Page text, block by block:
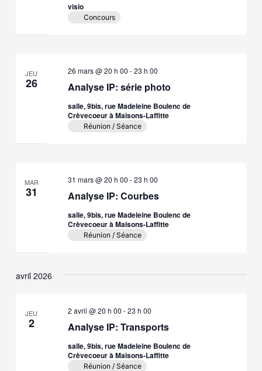
visio
Concours
JEU
26 Analyse IP: série photo
26 mars @ 20 h 00 -23 h 00
salle, 9bis, rue Madeleine Boulenc de
Crèvecoeur à Maisons-Laffitte
Réunion / Séance
MAR
31 Analyse IP: Courbes
31 mars @ 20 h 00 -23 h 00
salle, 9bis, rue Madeleine Boulenc de
Crèvecoeur à Maisons-Laffitte
Réunion / Séance
avril 2026
JEU
2 Analyse IP: Transports
2 avril @ 20 h 00 -23 h 00
salle, 9bis, rue Madeleine Boulenc de
Crèvecoeur à Maisons-Laffitte
Réunion / Séance